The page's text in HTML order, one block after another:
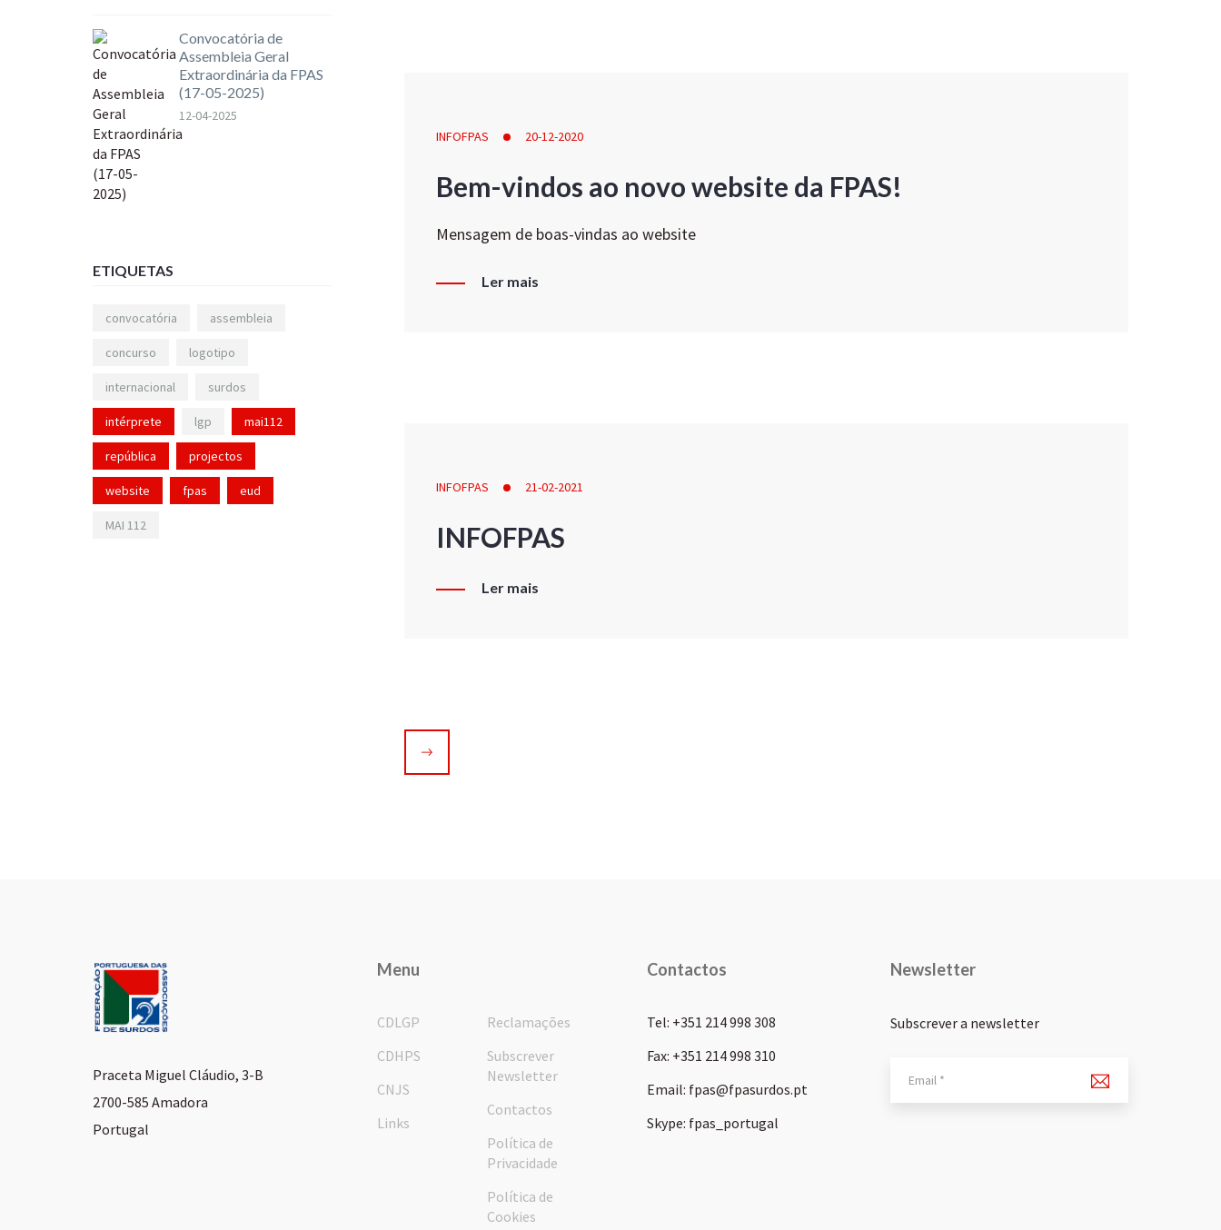
INFOFPAS 20-12-2020
Bem-vindos ao novo website da FPAS!
Mensagem de boas-vindas ao website
Ler mais
INFOFPAS 21-02-2021
INFOFPAS
Ler mais
Convocatória de
Assembleia Geral
Extraordinária da FPAS
(17-05-2025)
12-04-2025
ETIQUETAS
convocatória assembleia
concurso logotipo
internacional surdos
intérprete lgp mai112
república projectos
website fpas eud
MAI 112
Praceta Miguel Cláudio, 3-B
2700-585 Amadora
Portugal
Menu
CDLGP
CDHPS
CNJS
Links
Reclamações
Subscrever
Newsletter
Contactos
Política de
Privacidade
Política de
Cookies
Contactos
Tel: +351 214 998 308
Fax: +351 214 998 310
Email: fpas@fpasurdos.pt
Skype: fpas_portugal
Newsletter
Subscrever a newsletter